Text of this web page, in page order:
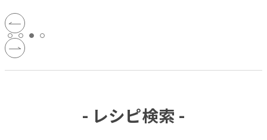
- レシピ検索 -